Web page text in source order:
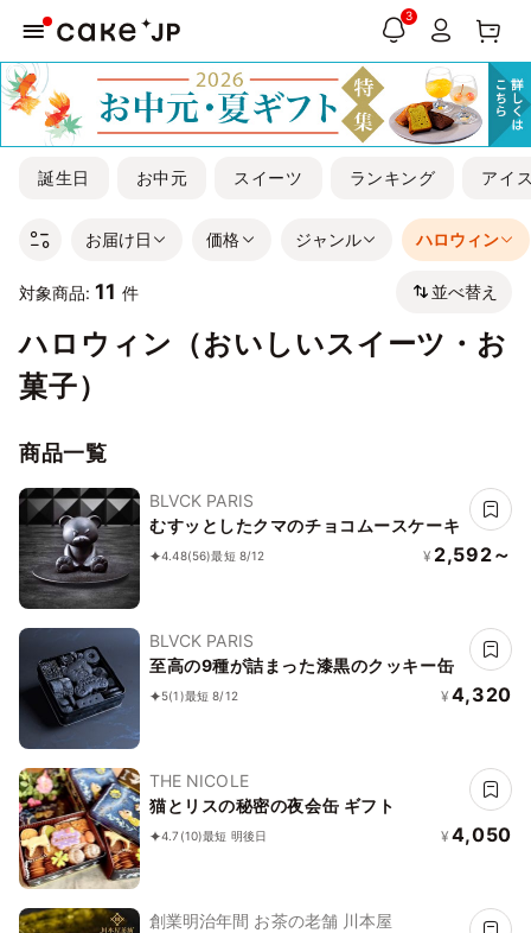
3
誕生日 お中元 スイーツ ランキング アイ
お届け日 価格 ジャンル ハロウィン
対象商品: 11 件 並べ替え
ハロウィン（おいしいスイーツ・お
菓子）
商品一覧
BLVCK PARIS
むすッとしたクマのチョコムースケーキ
4.48(56)最短 8/12 ¥ 2,592～
BLVCK PARIS
至高の9種が詰まった漆黒のクッキー缶
5(1)最短 8/12 ¥ 4,320
THE NICOLE
猫とリスの秘密の夜会缶 ギフト
4.7 (10)最短 明後日 ¥ 4,050
創業明治年間 お茶の老舗 川本屋